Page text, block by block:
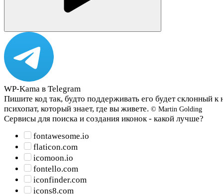
WP-Kama в Telegram
Пишите код так, будто поддерживать его будет склонный к
психопат, который знает, где вы живете. © Martin Golding
Сервисы для поиска и создания иконок - какой лучше?
fontawesome.io
flaticon.com
icomoon.io
fontello.com
iconfinder.com
icons8.com